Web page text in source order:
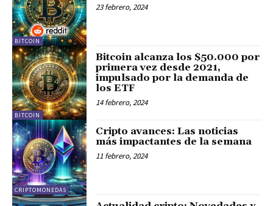
BITCOIN
23 febrero, 2024
BITCOIN
Bitcoin alcanza los $50.000 por
primera vez desde 2021,
impulsado por la demanda de
los ETF
14 febrero, 2024
CRIPTOMONEDAS
Cripto avances: Las noticias
más impactantes de la semana
11 febrero, 2024